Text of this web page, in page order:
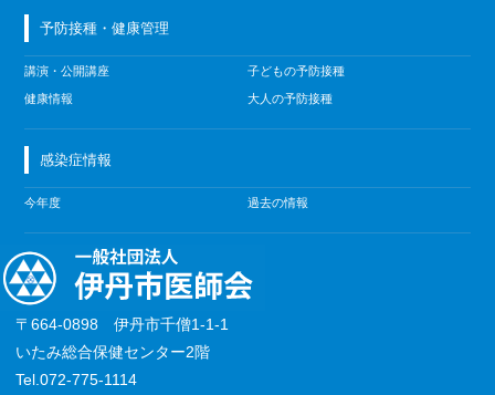
予防接種・健康管理
講演・公開講座
健康情報
子どもの予防接種
大人の予防接種
感染症情報
今年度 過去の情報
〒664-0898 伊丹市千僧1-1-1
いたみ総合保健センター2階
Tel.072-775-1114